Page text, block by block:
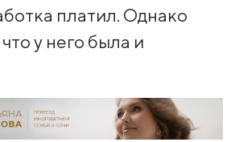
платил. Однако
у него была и